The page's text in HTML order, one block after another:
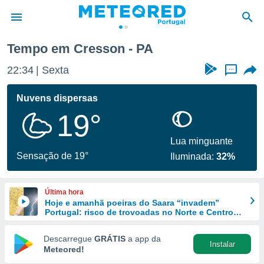
da
foi
fornecidas
a este
das
e
forma
digital
Tempo em Cresson - PA
22:34 Sexta ...
Nuvens dispersas
19°
Sensação de 19°
Lua minguante
Iluminada:32%
Última hora
Hoje e amanhã poeiras do Saara “invadem”
Portugal: risco de trovoadas no Norte e Centro
Descarregue GRÁTIS a app da
Meteored!
Instalar